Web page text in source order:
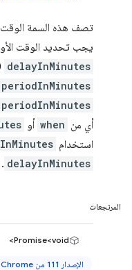
تصف هذه السمة الوقت
يجب تحديد الوقت
delayInMinutes
periodInMinutes
periodInMinutes
أي من when أو
استخدام
delayInMinutes
.
المرتجعات
Promise<void>
الإصدار 111 من Chrome والإصدارات الأحدث